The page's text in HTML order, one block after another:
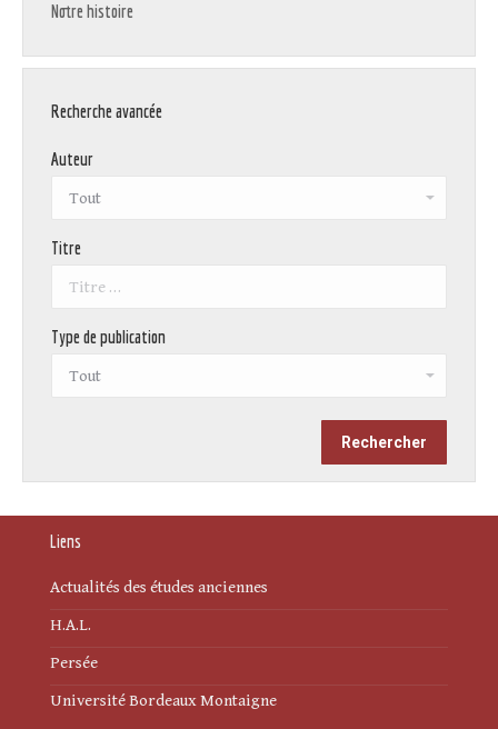
Notre histoire
Recherche avancée
Auteur
Titre
Type de publication
Liens
Actualités des études anciennes
H.A.L.
Persée
Université Bordeaux Montaigne